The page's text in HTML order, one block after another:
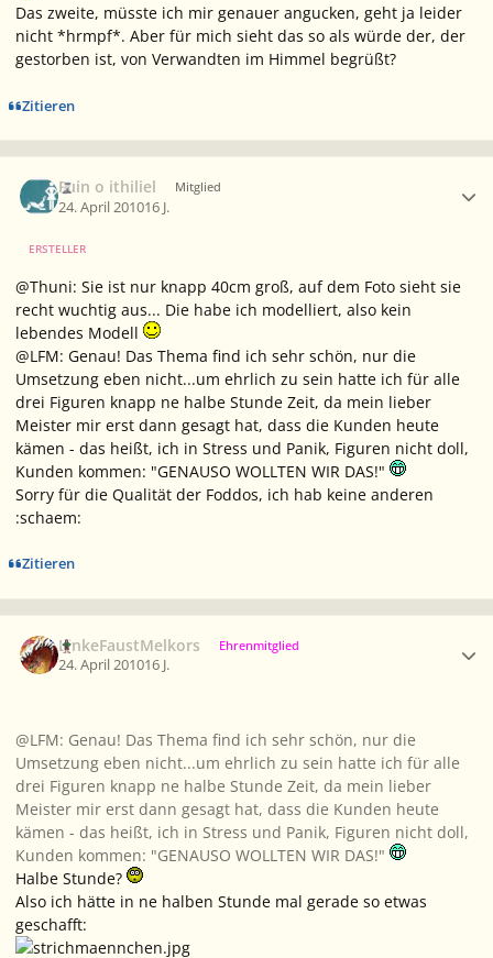
Das zweite, müsste ich mir genauer angucken, geht ja leider
nicht *hrmpf*. Aber für mich sieht das so als würde der, der
gestorben ist, von Verwandten im Himmel begrüßt?
Zitieren
Fuin o ithiliel Mitglied
24. April 201016 J.
ERSTELLER
@Thuni: Sie ist nur knapp 40cm groß, auf dem Foto sieht sie
recht wuchtig aus... Die habe ich modelliert, also kein
lebendes Modell
@LFM: Genau! Das Thema find ich sehr schön, nur die
Umsetzung eben nicht...um ehrlich zu sein hatte ich für alle
drei Figuren knapp ne halbe Stunde Zeit, da mein lieber
Meister mir erst dann gesagt hat, dass die Kunden heute
kämen - das heißt, ich in Stress und Panik, Figuren nicht doll,
Kunden kommen: "GENAUSO WOLLTEN WIR DAS!"
Sorry für die Qualität der Foddos, ich hab keine anderen
:schaem:
Zitieren
LinkeFaustMelkors Ehrenmitglied
24. April 201016 J.
@LFM: Genau! Das Thema find ich sehr schön, nur die
Umsetzung eben nicht...um ehrlich zu sein hatte ich für alle
drei Figuren knapp ne halbe Stunde Zeit, da mein lieber
Meister mir erst dann gesagt hat, dass die Kunden heute
kämen - das heißt, ich in Stress und Panik, Figuren nicht doll,
Kunden kommen: "GENAUSO WOLLTEN WIR DAS!"
Halbe Stunde?
Also ich hätte in ne halben Stunde mal gerade so etwas
geschafft: